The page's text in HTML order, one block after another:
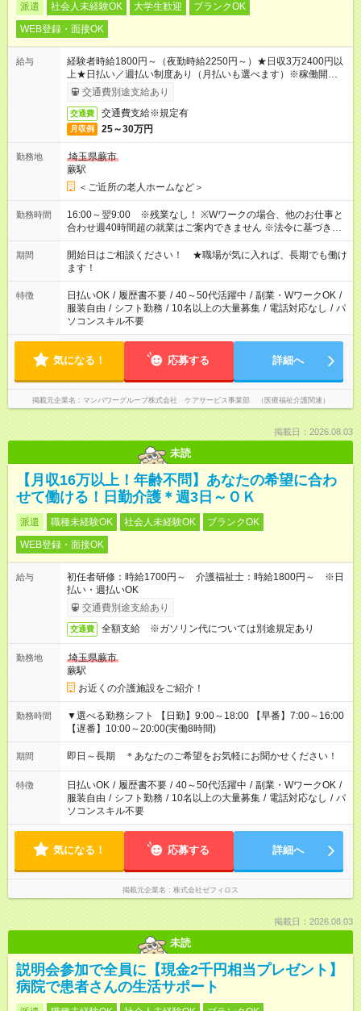
派遣 社会人未経験OK 大学生歓迎
ブランクOK
WEB登録・面接OK
給与
経験者時給1800円～（夜勤時給2250円～）★日収3万2400円以
上★日払い／週払い制度あり（月払いも選べます）※稼働開始時
は手続き完了次第のお支払いとなります。
交通費別途支給あり
交通費 交通費支給※規定有
月収例 25～30万円
勤務地
埼玉県蕨市
蕨駅
＜ご近所の老人ホームなど＞
勤務時間
16:00～翌9:00 ※残業なし！ ※Wワークの場合、他のお仕事と
合わせ週40時間超の就業はご案内できません ※法令に基づき、
週20時間以上勤務は社会保険への加入対象となります ※労働者
派遣法（日雇い派遣の原則禁止）により、短時間・短期間の就
業はご案内が難しい場合があります
期間
開始日はご相談ください！ ★職場が気に入れば、長期でも働け
ます！
特徴 日払いOK / 履歴書不要 / 40～50代活躍中 / 副業・WワークOK /
服装自由 / シフト勤務 / 10名以上の大量募集 / 電話対応なし / パ
ソコンスキル不要
気になる！ 応募する 詳細へ
掲載元企業名 マンパワーグループ株式会社 ケアサービス事業部 （医療福祉介護関連）
掲載日：2026.08.03
未読
【月収16万以上！年齢不問】あなたの希望に合わ
せて働ける！日勤介護＊週3日～ＯＫ
派遣 職種未経験OK 社会人未経験OK
ブランクOK
WEB登録・面接OK
給与
初任者研修：時給1700円～ 介護福祉士：時給1800円～ ※日
払い・週払いOK
交通費別途支給あり
交通費 全額支給 ※ガソリン代については別途規定あり
勤務地
埼玉県蕨市
蕨駅
お近くの介護施設をご紹介！
勤務時間
▼選べる勤務シフト 【日勤】9:00～18:00 【早番】7:00～16:00
【遅番】10:00～20:00(実働8時間)
期間 即日～長期 ＊あなたのご希望をお気軽にお聞かせください！
特徴 日払いOK / 履歴書不要 / 40～50代活躍中 / 副業・WワークOK /
服装自由 / シフト勤務 / 10名以上の大量募集 / 電話対応なし / パ
ソコンスキル不要
気になる！ 応募する 詳細へ
掲載元企業名 株式会社ゼフィロス
掲載日：2026.08.03
未読
説明会参加で全員に【現金2千円相当プレゼント】
病院で患者さんの生活サポート